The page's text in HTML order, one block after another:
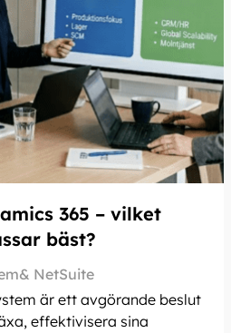
365 – vilket
bäst?
NetSuite
är ett avgörande beslut
effektivisera sina